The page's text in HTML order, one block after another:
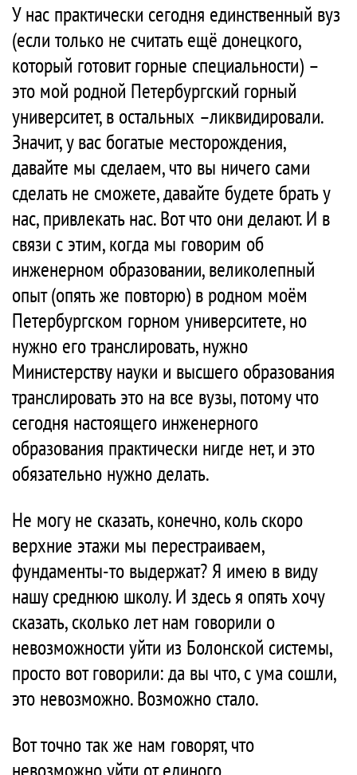
У нас практически сегодня единственный вуз
(если только не считать ещё донецкого,
который готовит горные специальности) –
это мой родной Петербургский горный
университет, в остальных –ликвидировали.
Значит, у вас богатые месторождения,
давайте мы сделаем, что вы ничего сами
сделать не сможете, давайте будете брать у
нас, привлекать нас. Вот что они делают. И в
связи с этим, когда мы говорим об
инженерном образовании, великолепный
опыт (опять же повторю) в родном моём
Петербургском горном университете, но
нужно его транслировать, нужно
Министерству науки и высшего образования
транслировать это на все вузы, потому что
сегодня настоящего инженерного
образования практически нигде нет, и это
обязательно нужно делать.
Не могу не сказать, конечно, коль скоро
верхние этажи мы перестраиваем,
фундаменты-то выдержат? Я имею в виду
нашу среднюю школу. И здесь я опять хочу
сказать, сколько лет нам говорили о
невозможности уйти из Болонской системы,
просто вот говорили: да вы что, с ума сошли,
это невозможно. Возможно стало.
Вот точно так же нам говорят, что